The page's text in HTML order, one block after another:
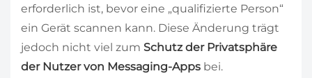
erforderlich ist, bevor eine „qualifizierte Person“
ein Gerät scannen kann. Diese Änderung trägt
jedoch nicht viel zum Schutz der Privatsphäre
der Nutzer von Messaging-Apps bei.